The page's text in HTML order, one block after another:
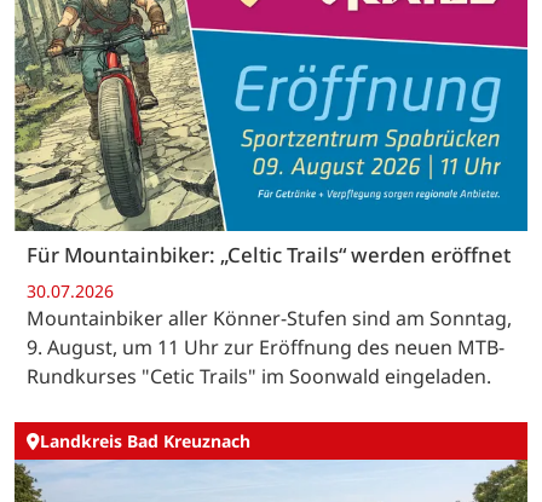
Für Mountainbiker: „Celtic Trails“ werden eröffnet
30.07.2026
Mountainbiker aller Könner-Stufen sind am Sonntag,
9. August, um 11 Uhr zur Eröffnung des neuen MTB-
Rundkurses "Cetic Trails" im Soonwald eingeladen.
Landkreis Bad Kreuznach